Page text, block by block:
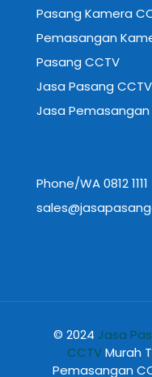
Pasang Kamera
Pemasangan
Pasang CCTV
Jasa Pasang CCTV
Jasa Pemasangan
Phone/WA 0812
© 2024 Jasa
CCTVMurah
Pemasangan